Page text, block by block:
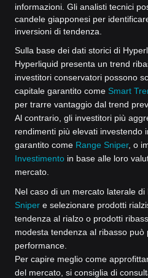
informazioni. Gli analisti tecnici
candele giapponesi per
inversioni di tendenza.
Sulla base dei dati storici di
Hyperliquid presenta un trend
investitori conservatori possono
capitale garantito come Smart
per trarre vantaggio dal trend
Al contrario, gli investitori più
rendimenti più elevati investendo
garantito come Range Sniper, o
Investimento in base alle loro
mercato.
Nel caso di un mercato laterale
Sniper e selezionare prodotti
tendenza al rialzo o prodotti
modesta tendenza al ribasso
performance.
Per capire meglio come
del mercato, si consiglia di